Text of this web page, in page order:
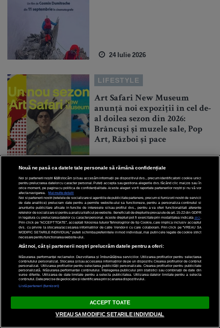
24 Iulie 2026
LIFESTYLE
Art Safari New Museum
anunță noi expoziții în cel de-
al doilea sezon din 2026:
Brâncuși și muzele sale, Pop
Art, Război și pace
21 Iulie 2026
LIFESTYLE
Ce spune despre tine felul în
care îți bei cafeaua dimineața,
potrivit psihologilor
20 Iulie 2026
Nouă ne pasă ca datele tale personale să rămână confidențiale
Noi și partenerii noștri 610stocăm și/sau accesăm informații pe dispozitivul dvs., precum identificatorii cookie unici
pentru prelucrarea datelor cu caracter personal. Puteți accepta sau gestiona alegerile dvs. făcând clic mai jos sau în
orice moment, pe pagina cu politica de confidențialitate. Aceste alegeri vor fi raportate partenerilor noștri și nu vă vor
afecta navigarea.
Mai multe detalii
Noi si partenerii nostri (retelele de socializare si agentiile de publicitate partenere, precum si furnizorii nostri de servicii
de date analitice) prelucram date pentru a permite website-ului sa functioneze, pentru a personaliza continutul si
anunturile publicitare afisate in functie de interesele si/sau profilul dvs., pentru a va oferi functionalitati aferente
retelelor de socializare si pentru a analiza traficul pe website. Beneficiati de drepturile prevazute de art. 15-22 din GDPR
in legatura cu prelucrarea datelor cu caracter personal. Aceste drepturi pot fi exercitate prin modalitatea indicata aici
Prin click pe “ACCEPT TOATE”, acceptati folosirea tuturor Tehnologiilor de tip Cookie, care implica inclusiv acceptul
dvs. cu privire la stocarea/accesarea informatiilor de catre Vendor-ii cu care colaboram. Prin click pe “VREAU SA
MODIFIC SETARILE INDIVIDUAL” puteti schimba preferintele in mod individual, mai putin cele legate de cookie strict
necesare pentru functionarea website-ului.
Atât noi, cât și partenerii noștri prelucrăm datele pentru a oferi:
Măsurarea performanței reclamelor. Dezvoltarea și îmbunătățirea serviciilor. Utilizarea profilurilor pentru selectarea
conținutului personalizat. Stocarea și/sau accesarea informațiilor de pe un dispozitiv. Crearea profilurilor de conținut
personalizat. Utilizarea profilurilor pentru selectarea publicității personalizate. Crearea profilurilor pentru publicitate
personalizată. Măsurarea performanței conținutului. Înțelegerea publicului prin statistici sau combinații de date din
surse diferite. Utilizarea de date limitate pentru a selecta publicitatea. Utilizarea datelor limitate pentru a selecta
conținutul. Date precise de geolocație și identificarea prin scanarea dispozitivului.
Listă parteneri (furnizori)
ACCEPT TOATE
VREAU SA MODIFIC SETARILE INDIVIDUAL